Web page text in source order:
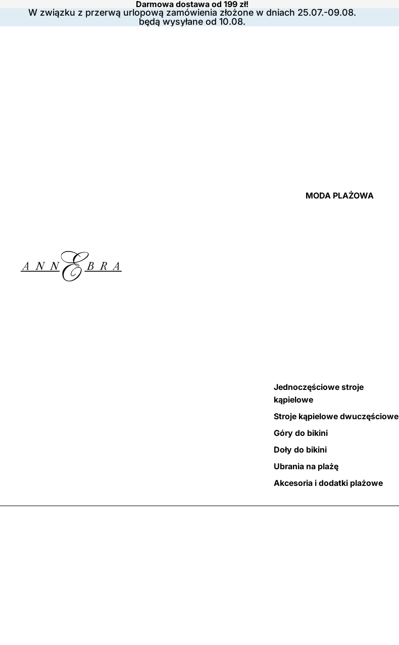
Darmowa dostawa od 199 zł!
W związku z przerwą urlopową zamówienia złożone w dniach 25.07.-09.08.
będą wysyłane od 10.08.
MODA PLAŻOWA
Jednoczęściowe stroje
kąpielowe
Stroje kąpielowe dwuczęściowe
Góry do bikini
Doły do bikini
Ubrania na plażę
Akcesoria i dodatki plażowe